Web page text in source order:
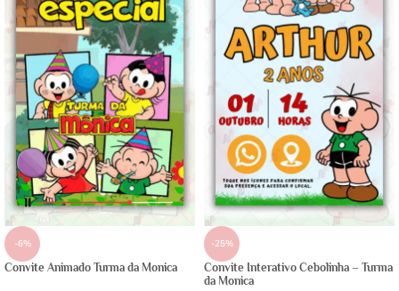
-6%
Convite Animado Turma da Monica
-25%
Convite Interativo Cebolinha – Turma
da Monica